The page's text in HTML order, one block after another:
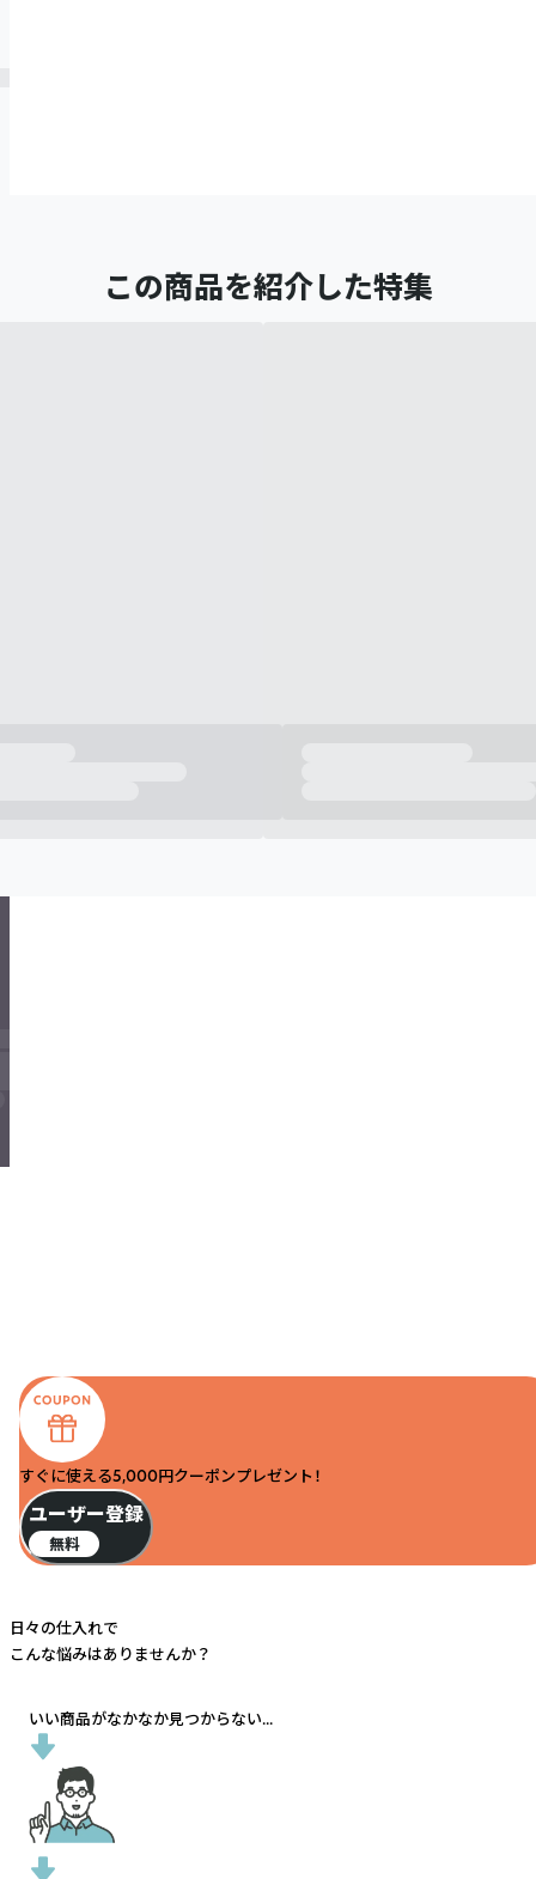
この商品を紹介した特集
すぐに使える5,000円クーポンプレゼント！
ユーザー登録
無料
日々の仕入れで
こんな悩みはありませんか？
いい商品がなかなか見つからない...